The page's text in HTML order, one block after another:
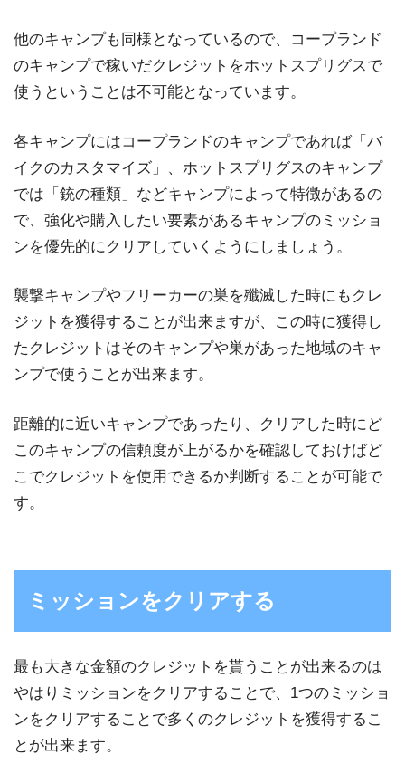
他のキャンプも同様となっているので、コープランド
のキャンプで稼いだクレジットをホットスプリグスで
使うということは不可能となっています。
各キャンプにはコープランドのキャンプであれば「バ
イクのカスタマイズ」、ホットスプリグスのキャンプ
では「銃の種類」などキャンプによって特徴があるの
で、強化や購入したい要素があるキャンプのミッショ
ンを優先的にクリアしていくようにしましょう。
襲撃キャンプやフリーカーの巣を殲滅した時にもクレ
ジットを獲得することが出来ますが、この時に獲得し
たクレジットはそのキャンプや巣があった地域のキャ
ンプで使うことが出来ます。
距離的に近いキャンプであったり、クリアした時にど
このキャンプの信頼度が上がるかを確認しておけばど
こでクレジットを使用できるか判断することが可能で
す。
ミッションをクリアする
最も大きな金額のクレジットを貰うことが出来るのは
やはりミッションをクリアすることで、1つのミッショ
ンをクリアすることで多くのクレジットを獲得するこ
とが出来ます。